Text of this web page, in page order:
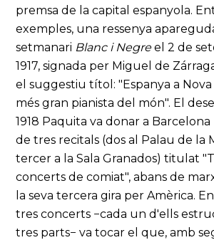
premsa de la capital espanyola.
exemples, una ressenya
setmanari Blanc i Negreel 2 de
1917, signada per Miguel de
el suggestiu títol: "Espanya a Nova
més gran pianista del món". El
1918 Paquita va donar a
de tres recitals (dos al Palau de la
tercer a la Sala Granados) titulat
concerts de comiat", abans de
la seva tercera gira per Amèrica.
tres concerts −cada un d'ells
tres parts− va tocar el que, amb